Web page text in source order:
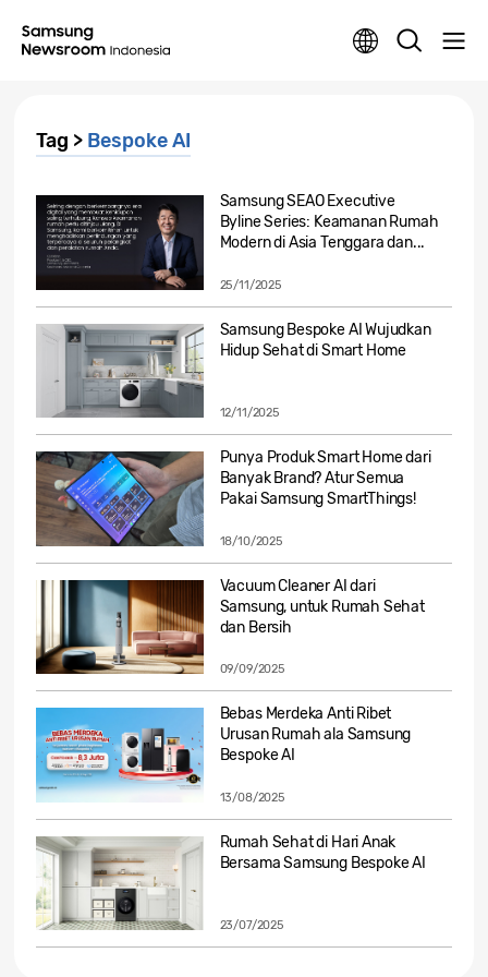
Tag > Bespoke AI
Samsung SEAO Executive
Byline Series: Keamanan Rumah
Modern di Asia Tenggara dan...
25/11/2025
Samsung Bespoke AI Wujudkan
Hidup Sehat di Smart Home
12/11/2025
Punya Produk Smart Home dari
Banyak Brand? Atur Semua
Pakai Samsung SmartThings!
18/10/2025
Vacuum Cleaner AI dari
Samsung, untuk Rumah Sehat
dan Bersih
09/09/2025
Bebas Merdeka Anti Ribet
Urusan Rumah ala Samsung
Bespoke AI
13/08/2025
Rumah Sehat di Hari Anak
Bersama Samsung Bespoke AI
23/07/2025